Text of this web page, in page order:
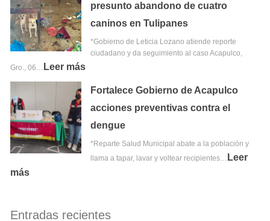
presunto abandono de cuatro
caninos en Tulipanes
*Gobierno de Leticia Lozano atiende reporte
ciudadano y da seguimiento al caso Acapulco,
Gro., 06… Leer más
Fortalece Gobierno de Acapulco
acciones preventivas contra el
dengue
*Reparte Salud Municipal abate a la población y
llama a tapar, lavar y voltear recipientes… Leer
más
Entradas recientes